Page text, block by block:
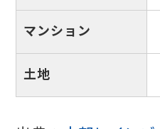
マンション
土地